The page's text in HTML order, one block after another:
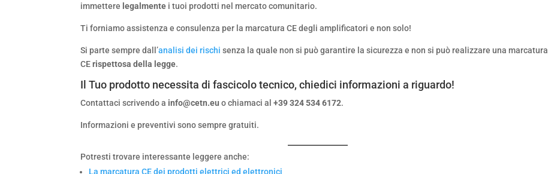
immettere legalmente i tuoi prodotti nel mercato comunitario.
Ti forniamo assistenza e consulenza per la marcatura CE degli amplificatori e non solo!
Si parte sempre dall’analisi dei rischi senza la quale non si può garantire la sicurezza e non si può realizzare una marcatura
CErispettosa della legge.
Il Tuo prodotto necessita difascicolo tecnico, chiedici informazioni a riguardo!
Contattaci scrivendo a info@cetn.eu o chiamaci al+39 324 534 6172.
Informazioni e preventivi sono sempre gratuiti.
Potresti trovare interessante leggere anche:
La marcatura CE dei prodotti elettrici ed elettronici